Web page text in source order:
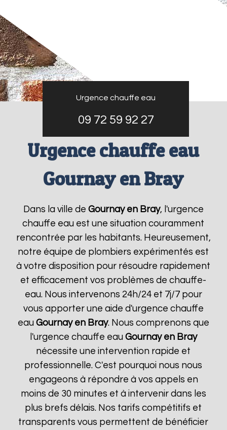
Urgence chauffe eau
09 72 59 92 27
Urgence chauffe eau
Gournay en Bray
Dans la ville de Gournay en Bray, l'urgence
chauffe eau est une situation couramment
rencontrée par les habitants. Heureusement,
notre équipe de plombiers expérimentés est
à votre disposition pour résoudre rapidement
et efficacement vos problèmes de chauffe-
eau. Nous intervenons 24h/24 et 7j/7 pour
vous apporter une aide d'urgence chauffe
eau Gournay en Bray. Nous comprenons que
l'urgence chauffe eau Gournay en Bray
nécessite une intervention rapide et
professionnelle. C'est pourquoi nous nous
engageons à répondre à vos appels en
moins de 30 minutes et à intervenir dans les
plus brefs délais. Nos tarifs compétitifs et
transparents vous permettent de bénéficier